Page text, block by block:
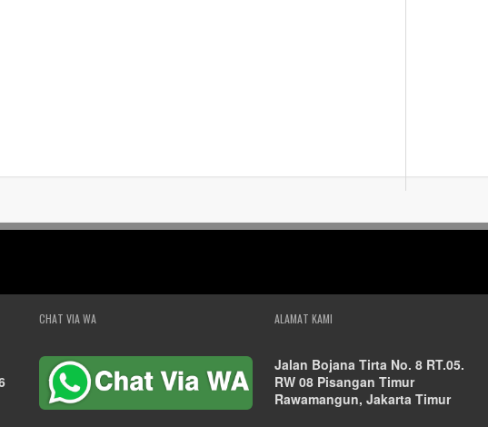
CHAT VIA WA ALAMAT KAMI
Jalan Bojana Tirta No. 8 RT.05.
RW 08 Pisangan Timur
Rawamangun, Jakarta Timur